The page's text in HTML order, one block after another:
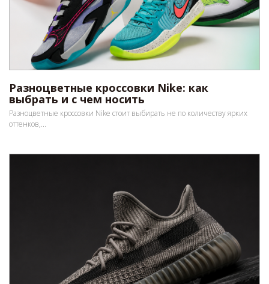
Разноцветные кроссовки Nike: как
выбрать и с чем носить
Разноцветные кроссовки Nike стоит выбирать не по количеству ярких
оттенков,...